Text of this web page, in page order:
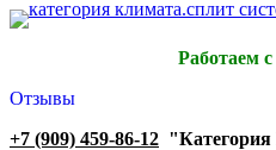
Работаем с
Отзывы
+7 (909) 459-86-12